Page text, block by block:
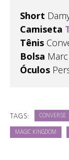
Short
Camiseta
Tênis
Bolsa
Óculos
TAGS: CONVERSE
MAGIC KINGDOM